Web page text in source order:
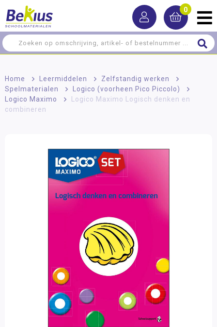
0
Home > Leermiddelen > Zelfstandig werken
>
Spelmaterialen
> Logico (voorheen Pico Piccolo)
>
Logico Maximo
>
Logico Maximo Logisch denken en
combineren